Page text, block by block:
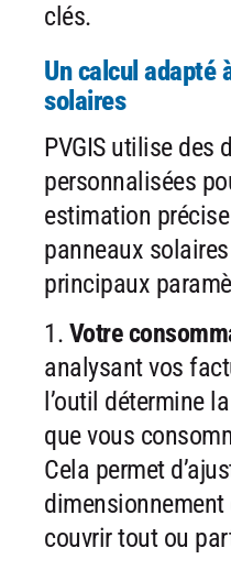
clés.
Un calcul adapté
solaires
PVGIS utilise des
personnalisées
estimation
panneaux
principaux
1. Votre
analysant vos
l’outil détermine
que vous
Cela permet
couvrir tout ou